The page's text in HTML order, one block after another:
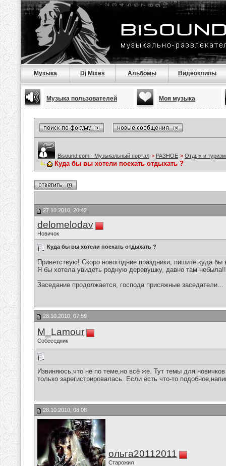
Музыка Dj Mixes Альбомы Видеоклипы
Музыка пользователей Моя музыка
Bisound.com - Музыкальный портал > РАЗНОЕ > Отдых и туризм
Куда бы вы хотели поехать отдыхать ?
27.10.2010, 20:42
delomelodav
Новичок
Куда бы вы хотели поехать отдыхать ?
Приветствую! Скоро новогодние праздники, пишите куда
Я бы хотела увидеть родную деревушку, давно там
Заседание продолжается, господа присяжные заседатели...
28.10.2010, 07:59
M_Lamour
Собеседник
Извиняюсь,что не по теме,но всё же. Тут темы для
только зарегистрировалась. Если есть что-то
28.10.2010, 08:08
ольга20112011
Старожил